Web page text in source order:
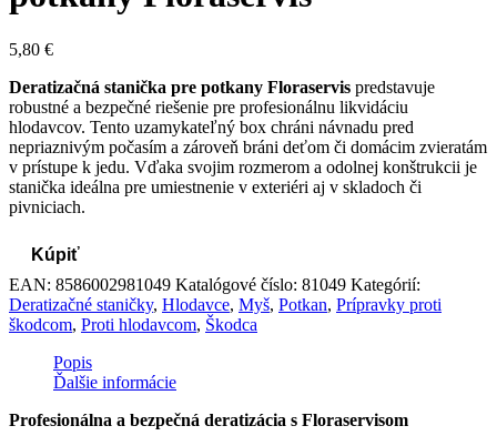
5,80 €
Deratizačná stanička pre potkany Floraservis predstavuje
robustné a bezpečné riešenie pre profesionálnu likvidáciu
hlodavcov. Tento uzamykateľný box chráni návnadu pred
nepriaznivým počasím a zároveň bráni deťom či domácim zvieratám
v prístupe k jedu. Vďaka svojim rozmerom a odolnej konštrukcii je
stanička ideálna pre umiestnenie v exteriéri aj v skladoch či
pivniciach.
Kúpiť
EAN: 8586002981049 Katalógové číslo: 81049 Kategórií:
Deratizačné staničky, Hlodavce, Myš, Potkan, Prípravky proti
škodcom, Proti hlodavcom, Škodca
Popis
Ďalšie informácie
Profesionálna a bezpečná deratizácia s Floraservisom